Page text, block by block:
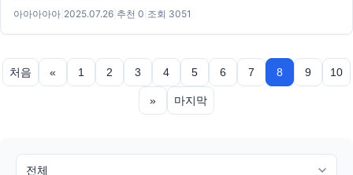
아아아아아 2025.07.26 추천 0 조회 3051
처음 « 1 2 3 4 5 6 7 8 9 10
» 마지막